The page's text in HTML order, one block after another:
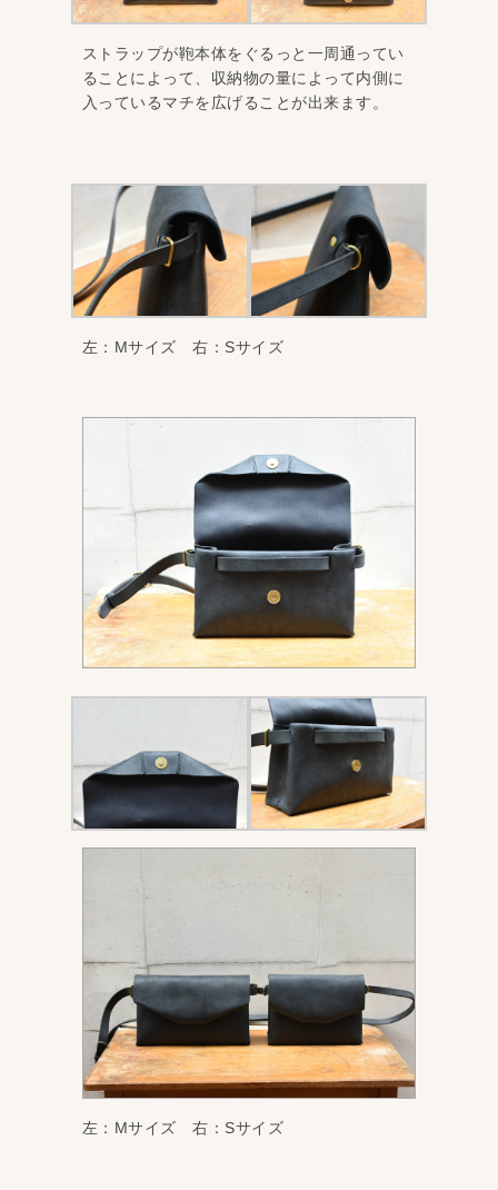
ストラップが鞄本体をぐるっと一周通ってい
ることによって、収納物の量によって内側に
入っているマチを広げることが出来ます。
左：Mサイズ 右：Sサイズ
左：Mサイズ 右：Sサイズ